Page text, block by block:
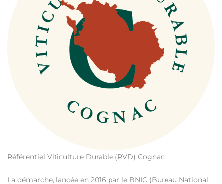
Référentiel Viticulture Durable (RVD) Cognac
La démarche, lancée en 2016 par le BNIC (Bureau National